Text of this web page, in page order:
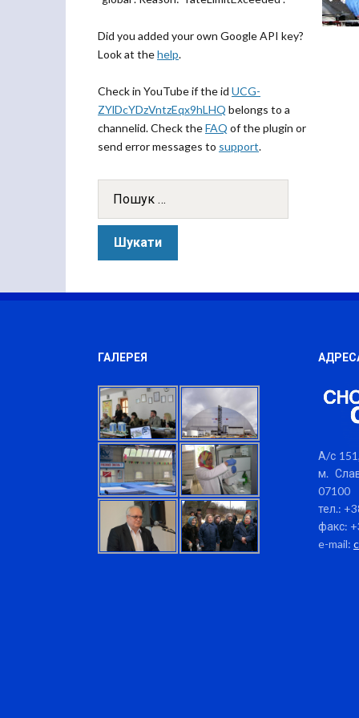
Did you added your own Google API key?
Look at thehelp.
Check in YouTube if the id UCG-
ZYlDcYDzVntzEqx9hLHQ belongs to a
channelid. Check theFAQ of the plugin or
send error messages to support.
ГАЛЕРЕЯ
А/с 151,
м.
07100
тел.:
факс:
e-mail: